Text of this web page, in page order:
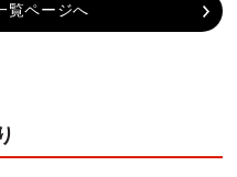
覧ページへ